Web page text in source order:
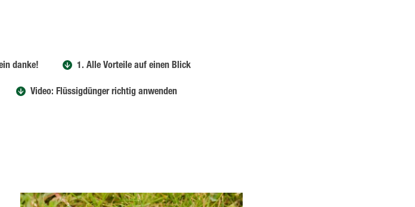
danke! 1. Alle Vorteile auf einen Blick
Video: Flüssigdünger richtig anwenden